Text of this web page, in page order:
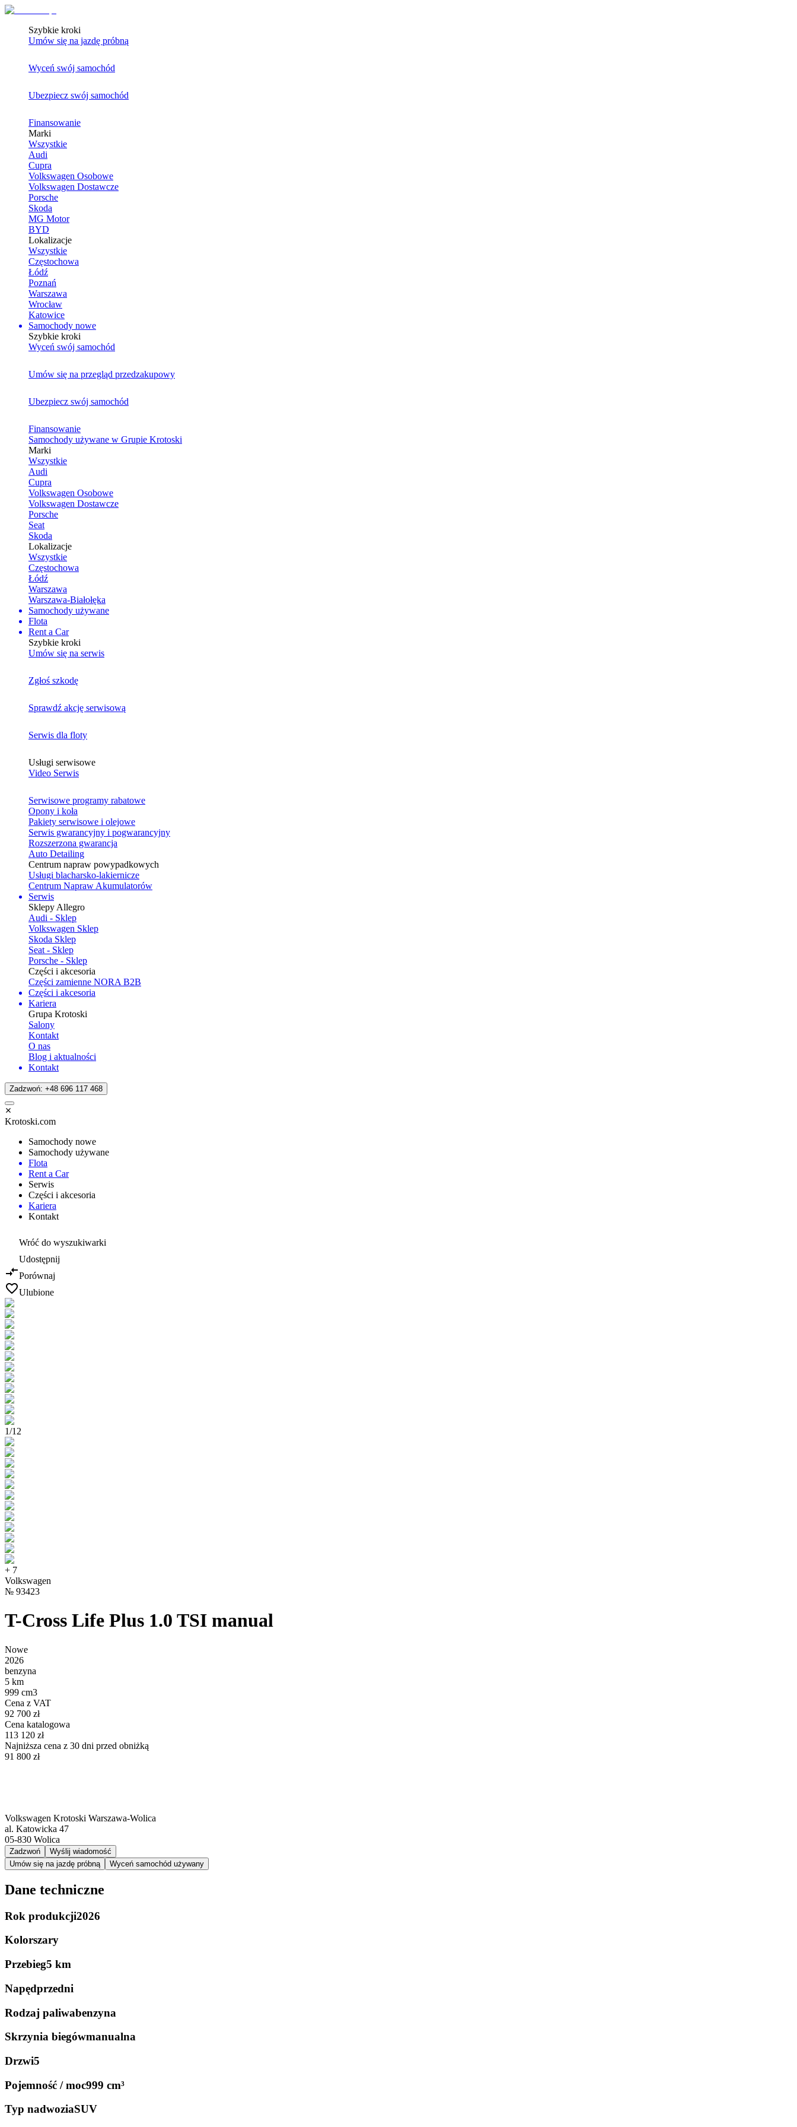
Szybkie kroki
Umów się na jazdę próbną
Wyceń swój samochód
Ubezpiecz swój samochód
Finansowanie
Marki
Wszystkie
Audi
Cupra
Volkswagen Osobowe
Volkswagen Dostawcze
Porsche
Skoda
MG Motor
BYD
Lokalizacje
Wszystkie
Częstochowa
Łódź
Poznań
Warszawa
Wrocław
Katowice
Samochody nowe
Szybkie kroki
Wyceń swój samochód
Umów się na przegląd przedzakupowy
Ubezpiecz swój samochód
Finansowanie
Samochody używane w Grupie Krotoski
Marki
Wszystkie
Audi
Cupra
Volkswagen Osobowe
Volkswagen Dostawcze
Porsche
Seat
Skoda
Lokalizacje
Wszystkie
Częstochowa
Łódź
Warszawa
Warszawa-Białołęka
Samochody używane
Flota
Rent a Car
Szybkie kroki
Umów się na serwis
Zgłoś szkodę
Sprawdź akcję serwisową
Serwis dla floty
Usługi serwisowe
Video Serwis
Serwisowe programy rabatowe
Opony i koła
Pakiety serwisowe i olejowe
Serwis gwarancyjny i pogwarancyjny
Rozszerzona gwarancja
Auto Detailing
Centrum napraw powypadkowych
Usługi blacharsko-lakiernicze
Centrum Napraw Akumulatorów
Serwis
Sklepy Allegro
Audi - Sklep
Volkswagen Sklep
Skoda Sklep
Seat - Sklep
Porsche - Sklep
Części i akcesoria
Części zamienne NORA B2B
Części i akcesoria
Kariera
Grupa Krotoski
Salony
Kontakt
O nas
Blog i aktualności
Kontakt
Zadzwoń: +48 696 117 468
Krotoski.com
Samochody nowe
Samochody używane
Flota
Rent a Car
Serwis
Części i akcesoria
Kariera
Kontakt
Wróć do wyszukiwarki
Udostępnij
Porównaj
Ulubione
1/12
+ 7
Volkswagen
№ 93423
T-Cross Life Plus 1.0 TSI manual
Nowe
2026
benzyna
5 km
999 cm3
Cena z VAT
92 700 zł
Cena katalogowa
113 120 zł
Najniższa cena z 30 dni przed obniżką
91 800 zł
Volkswagen Krotoski Warszawa-Wolica
al. Katowicka 47
05-830 Wolica
Zadzwoń
Wyślij wiadomość
Umów się na jazdę próbną
Wyceń samochód używany
Dane techniczne
Rok produkcji2026
Kolorszary
Przebieg5 km
Napędprzedni
Rodzaj paliwabenzyna
Skrzynia biegówmanualna
Drzwi5
Pojemność / moc999 cm³
Typ nadwoziaSUV